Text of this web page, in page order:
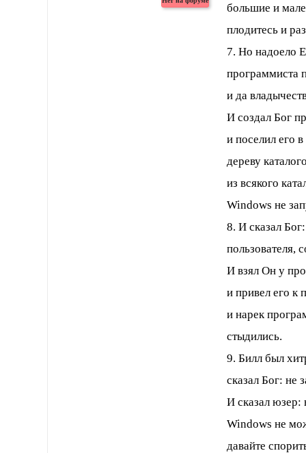
большие и
плодитесь и
7. Но надоело
программиста
и да
И создал Бог
и поселил его
дереву
из всякого
Windows не
8. И сказал
пользователя,
И взял Он у
и привел его к
и нарек
стыдились.
9. Билл был
сказал Бог: не
И сказал юзер:
Windows не
давайте